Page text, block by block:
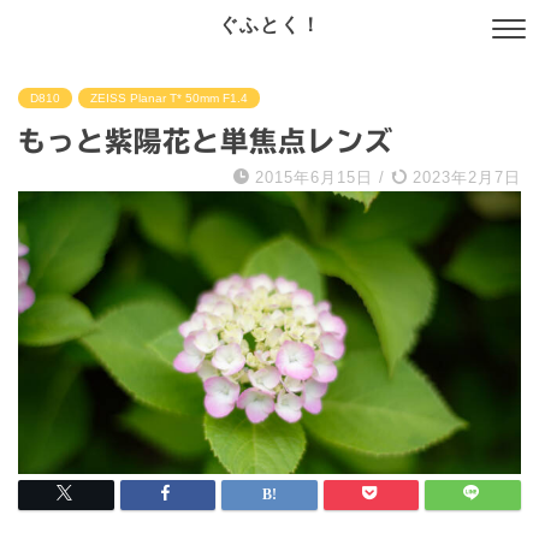
ぐふとく！
D810 ZEISS Planar T* 50mm F1.4
もっと紫陽花と単焦点レンズ
2015年6月15日 / 2023年2月7日